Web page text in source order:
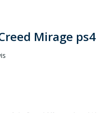
Mirage ps4